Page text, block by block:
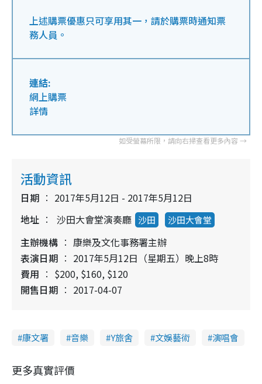
上述購票優惠只可享用其一，請於購票時通知票
務人員。
連結:
網上購票
詳情
活動資訊
日期
2017年5月12日 - 2017年5月12日
地址
沙田大會堂演奏廳 沙田 沙田大會堂
主辦機構
康樂及文化事務署主辦
表演日期
2017年5月12日（星期五）晚上8時
費用
$200, $160, $120
開售日期
2017-04-07
康文署 音樂 Y旅舍 文娛藝術 演唱會
更多真實評價